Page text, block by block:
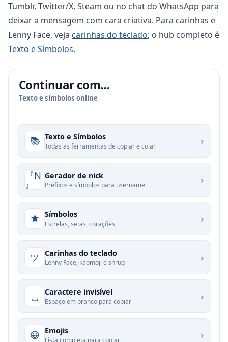
Tumblr, Twitter/X, Steam ou no chat do WhatsApp para
deixar a mensagem com cara criativa. Para carinhas e
Lenny Face, veja carinhas do teclado; o hub completo é
Texto e Símbolos.
Continuar com…
Texto e símbolos online
📚 Texto e Símbolos
Todas as ferramentas de copiar e colar ›
『N
』
Gerador de nick
Prefixos e símbolos para username ›
★ Símbolos
Estrelas, setas, corações ›
ツ Carinhas do teclado
Lenny Face, kaomoji e shrug ›
␣ Caractere invisível
Espaço em branco para copiar ›
😀 Emojis
Lista completa para copiar ›